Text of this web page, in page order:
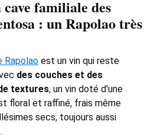
familiale des
: un Rapolao très
Rapolao est un vin qui reste
des couches et des
textures, un vin doté d'une
floral et raffiné, frais même
secs, toujours aussi